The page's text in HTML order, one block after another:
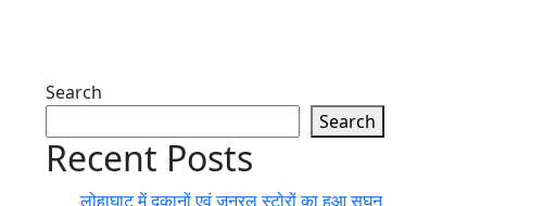
Search
Search
Recent Posts
लोहाघाट में दुकानों एवं जनरल स्टोरों का हुआ सघन